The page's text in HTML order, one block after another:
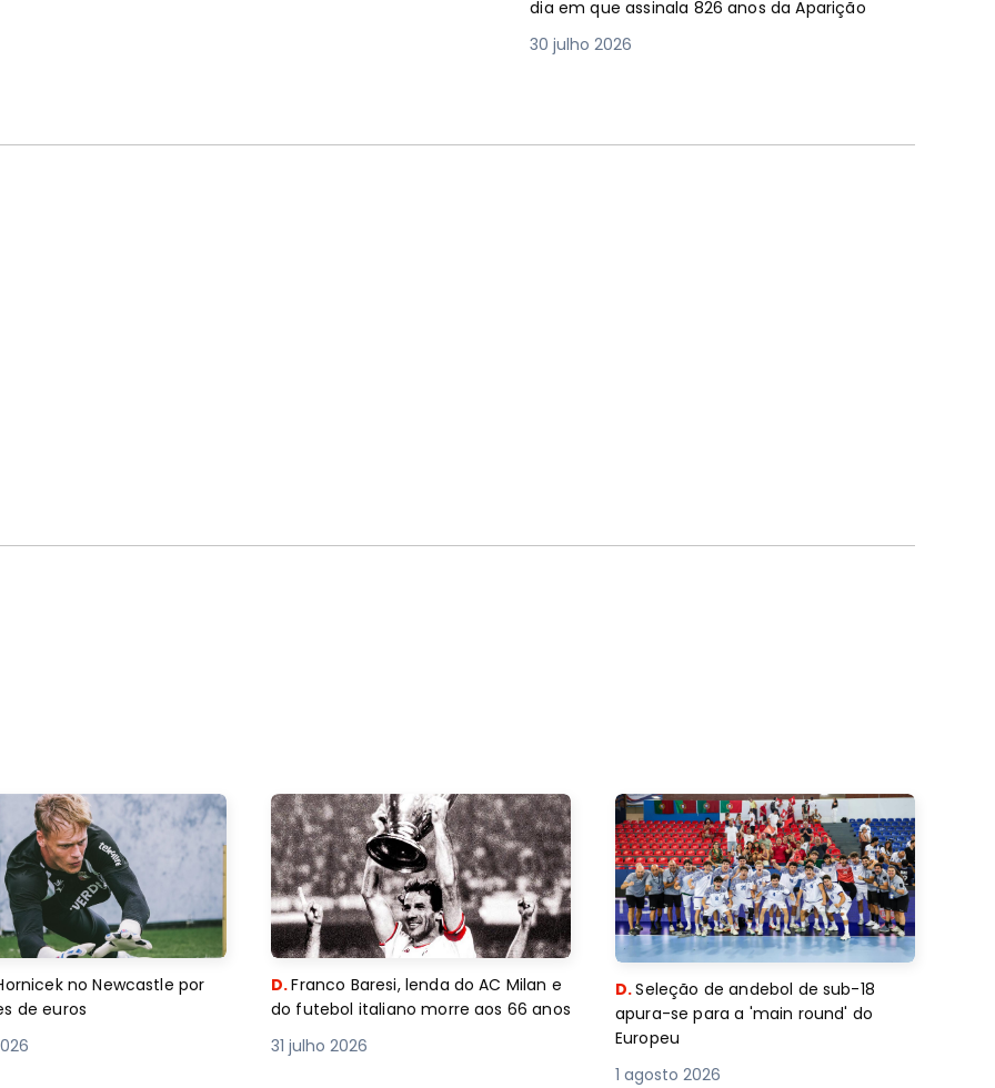
dia em que assinala 826 anos da Aparição
30 julho 2026
no Newcastle por
de euros
D.Franco Baresi, lenda do AC Milan e
do futebol italiano morre aos 66 anos
31 julho 2026
D.Seleção de andebol de sub-18
apura-se para a 'main round' do
Europeu
1 agosto 2026